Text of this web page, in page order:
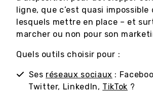
ligne, que c’est quasi impossible
lesquels mettre en place – et
marcher ou non pour son
Quels outils choisir pour :
Ses réseaux sociaux :
Twitter, LinkedIn, TikTok ?